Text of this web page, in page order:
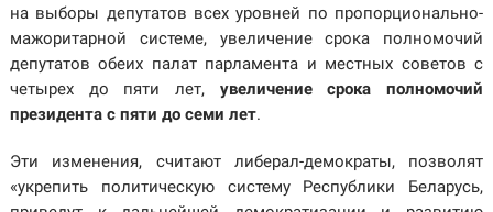
на выборы депутатов всех уровней по пропорционально-
мажоритарной системе, увеличение срока полномочий
депутатов обеих палат парламента и местных советов с
четырех до пяти лет, увеличение срока полномочий
президента с пяти до семи лет.
Эти изменения, считают либерал-демократы, позволят
«укрепить политическую систему Республики Беларусь,